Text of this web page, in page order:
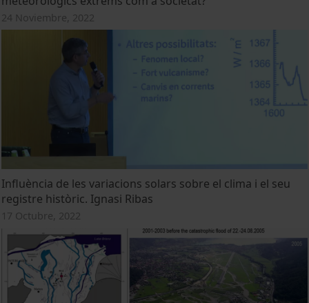
24 Noviembre, 2022
Influència de les variacions solars sobre el clima i el seu
registre històric. Ignasi Ribas
17 Octubre, 2022